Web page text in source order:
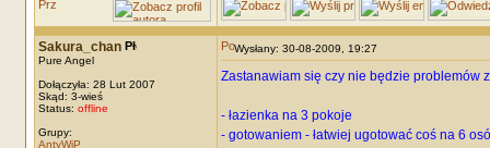
Sakura_chan
Pure Angel
Dołączyła: 28 Lut 2007
Skąd: 3-wieś
Status: offline
Grupy:
AntyWiP
Wysłany: 30-08-2009, 19:27
Zastanawiam się czy nie będzie problemów z
- łazienka na 3 pokoje
- gotowaniem - łatwiej ugotować coś na 6